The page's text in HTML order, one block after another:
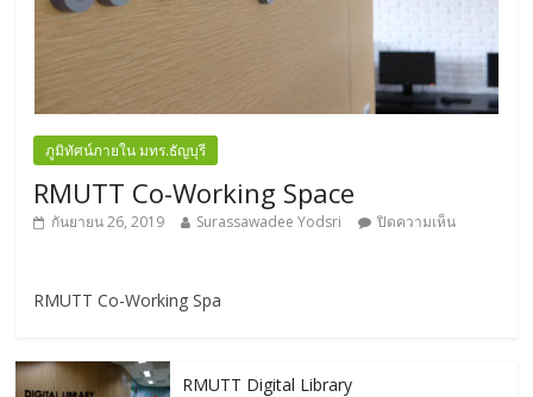
ภูมิทัศน์ภายใน มทร.ธัญบุรี
RMUTT Co-Working Space
กันยายน 26, 2019 Surassawadee Yodsri ปิดความเห็น
RMUTT Co-Working Spa
RMUTT Digital Library